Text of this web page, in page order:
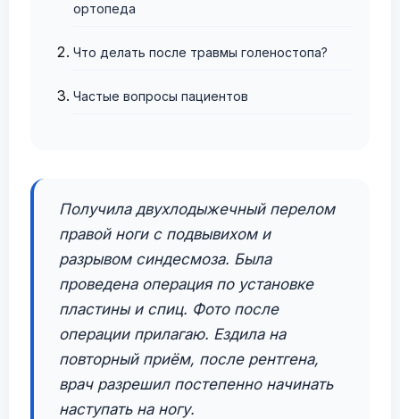
ортопеда
Что делать после травмы голеностопа?
Частые вопросы пациентов
Получила двухлодыжечный перелом
правой ноги с подвывихом и
разрывом синдесмоза. Была
проведена операция по установке
пластины и спиц. Фото после
операции прилагаю. Ездила на
повторный приём, после рентгена,
врач разрешил постепенно начинать
наступать на ногу.